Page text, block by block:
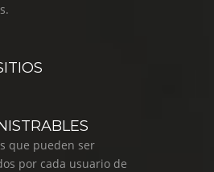
que pueden ser
por cada usuario de